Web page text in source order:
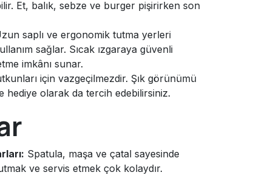
Et, balık, sebze ve burger pişirirken son
saplı ve ergonomik tutma yerleri
sağlar. Sıcak ızgaraya güvenli
imkânı sunar.
için vazgeçilmezdir. Şık görünümü
hediye olarak da tercih edebilirsiniz.
Spatula, maşa ve çatal sayesinde
ve servis etmek çok kolaydır.